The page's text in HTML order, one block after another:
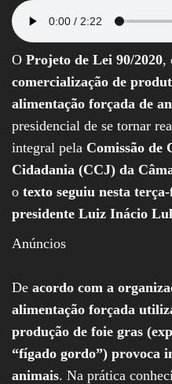
O Projeto de Lei 90/2020,
comercialização de
alimentação forçada de
presidencial de se tornar
integral pela Comissão de
Cidadania (CCJ) da
o texto seguiu nesta
presidente Luiz Inácio
Anúncios
De acordo com a
alimentação forçada
produção de foie gras
“fígado gordo”) provoca
animais. Na prática